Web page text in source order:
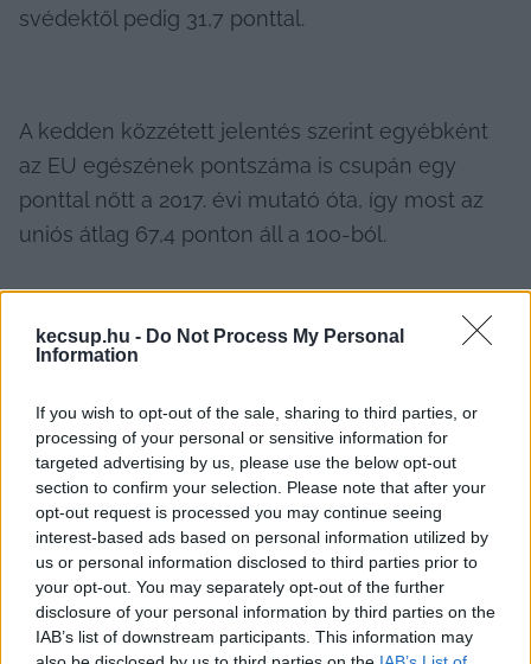
kecsup.hu - Do Not Process My Personal
Information
If you wish to opt-out of the sale, sharing to third parties, or
processing of your personal or sensitive information for
targeted advertising by us, please use the below opt-out
section to confirm your selection. Please note that after your
opt-out request is processed you may continue seeing
interest-based ads based on personal information utilized by
us or personal information disclosed to third parties prior to
your opt-out. You may separately opt-out of the further
disclosure of your personal information by third parties on the
IAB’s list of downstream participants. This information may
svédektől pedig 31,7 ponttal.
A kedden közzétett jelentés szerint egyébként
az EU egészének pontszáma is csupán egy
ponttal nőtt a 2017. évi mutató óta, így most az
uniós átlag 67,4 ponton áll a 100-ból.
Miért lett ilyen alacsony a magyar
pontszám?
A jelentés szerint Magyarország pontszáma
minden vizsgált területen alacsonyabb volt, mint
az uniós átlagé, de a legrosszabbul mégis a